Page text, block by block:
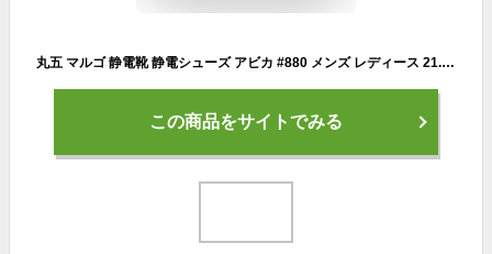
丸五 マルゴ 静電靴 静電シューズ アビカ #880 メンズ レディース 21.0cm〜29.0cm 静電気帯電防止 メッシュ 軽量 耐油底 3E シューズ 作業靴
この商品をサイトでみる